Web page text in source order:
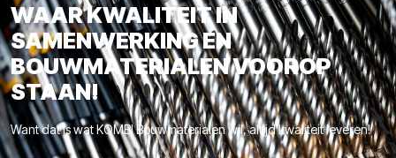
WAAR KWALITEIT IN
SAMENWERKING EN
BOUWMATERIALEN VOOROP
STAAN!
Want dat is wat KOMBI Bouwmaterialen wil, altijd kwaliteit leveren!